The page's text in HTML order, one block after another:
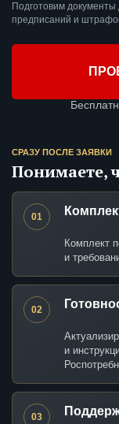
Подготовим
предписаний и
СРАЗУ ПОСЛЕ ЗАЯВКИ
Понимаете,
01
Комплект
и
02
и
03